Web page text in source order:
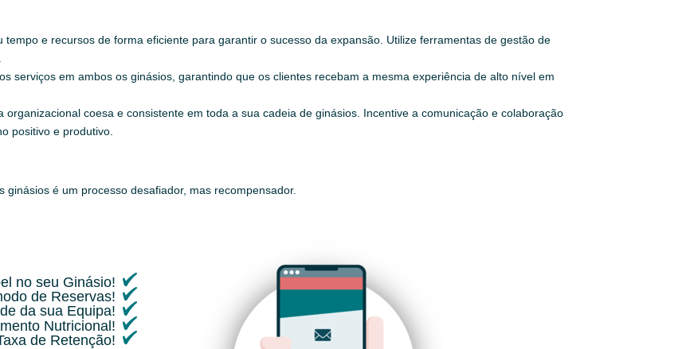
tempo e recursos de forma eficiente para garantir o sucesso da expansão. Utilize ferramentas de gestão de
serviços em ambos os ginásios, garantindo que os clientes recebam a mesma experiência de alto nível em
organizacional coesa e consistente em toda a sua cadeia de ginásios. Incentive a comunicação e colaboração
positivo e produtivo.
é um processo desafiador, mas recompensador.
no seu Ginásio!
de Reservas!
da sua Equipa!
Nutricional!
de Retenção!